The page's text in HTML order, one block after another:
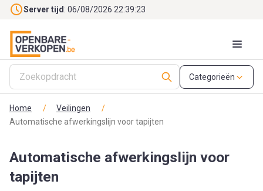
Skip to main content
Server tijd : 06/08/2026 22:39:23
Categorieën
Home / Veilingen
/
Automatische afwerkingslijn voor tapijten
Automatische afwerkingslijn voor
tapijten